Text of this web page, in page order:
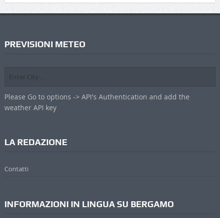
PREVISIONI METEO
Please Go to options -> API's Authentication and add the
weather API key
LA REDAZIONE
Contatti
INFORMAZIONI IN LINGUA SU BERGAMO